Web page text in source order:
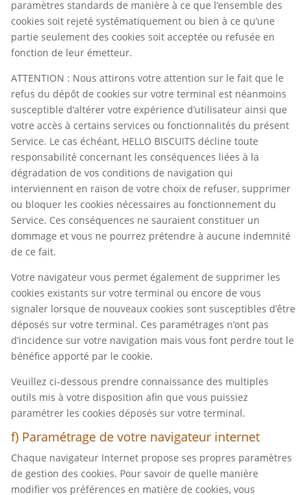
paramètres standards de manière à ce que l’ensemble des
cookies soit rejeté systématiquement ou bien à ce qu’une
partie seulement des cookies soit acceptée ou refusée en
fonction de leur émetteur.
ATTENTION : Nous attirons votre attention sur le fait que le
refus du dépôt de cookies sur votre terminal est néanmoins
susceptible d’altérer votre expérience d’utilisateur ainsi que
votre accès à certains services ou fonctionnalités du présent
Service. Le cas échéant, HELLO BISCUITS décline toute
responsabilité concernant les conséquences liées à la
dégradation de vos conditions de navigation qui
interviennent en raison de votre choix de refuser, supprimer
ou bloquer les cookies nécessaires au fonctionnement du
Service. Ces conséquences ne sauraient constituer un
dommage et vous ne pourrez prétendre à aucune indemnité
de ce fait.
Votre navigateur vous permet également de supprimer les
cookies existants sur votre terminal ou encore de vous
signaler lorsque de nouveaux cookies sont susceptibles d’être
déposés sur votre terminal. Ces paramétrages n’ont pas
d’incidence sur votre navigation mais vous font perdre tout le
bénéfice apporté par le cookie.
Veuillez ci-dessous prendre connaissance des multiples
outils mis à votre disposition afin que vous puissiez
paramétrer les cookies déposés sur votre terminal.
f) Paramétrage de votre navigateur internet
Chaque navigateur Internet propose ses propres paramètres
de gestion des cookies. Pour savoir de quelle manière
modifier vos préférences en matière de cookies, vous